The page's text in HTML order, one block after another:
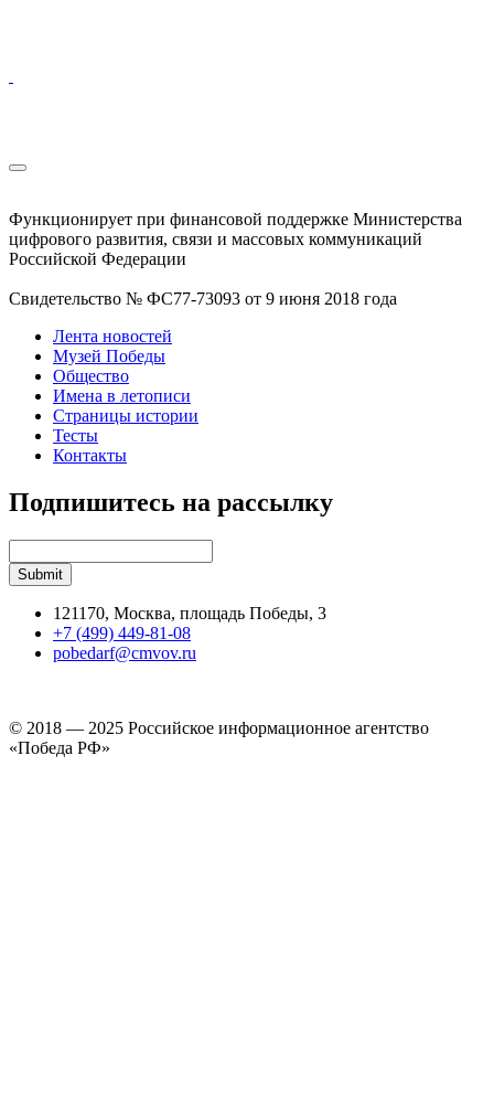
Функционирует при финансовой поддержке Министерства
цифрового развития, связи и массовых коммуникаций
Российской Федерации
Свидетельство № ФС77-73093 от 9 июня 2018 года
Лента новостей
Музей Победы
Общество
Имена в летописи
Страницы истории
Тесты
Контакты
Подпишитесь на рассылку
121170, Москва, площадь Победы, 3
+7 (499) 449-81-08
pobedarf@cmvov.ru
© 2018 — 2025 Российское информационное агентство
«Победа РФ»